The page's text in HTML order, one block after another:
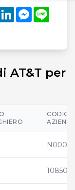
LinkedInMessenger
Line
AT&T per
CODICI